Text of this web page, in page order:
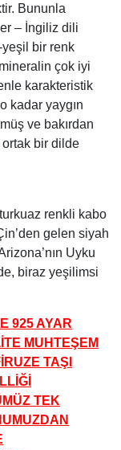
Bununla
– İngiliz dili
yeşil bir renk
çok iyi
karakteristik
kadar yaygın
ve bakırdan
bir dilde
renkli kabo
gelen siyah
Uyku
biraz yeşilimsi
925 AYAR
MUHTEŞEM
TAŞI
TEK